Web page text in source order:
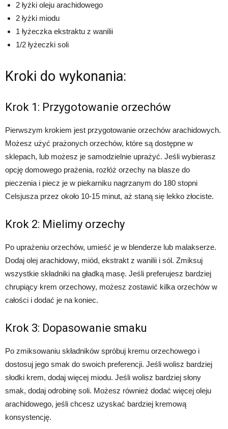
2 łyżki oleju arachidowego
2 łyżki miodu
1 łyżeczka ekstraktu z wanilii
1/2 łyżeczki soli
Kroki do wykonania:
Krok 1: Przygotowanie orzechów
Pierwszym krokiem jest przygotowanie orzechów arachidowych.
Możesz użyć prażonych orzechów, które są dostępne w
sklepach, lub możesz je samodzielnie uprażyć. Jeśli wybierasz
opcję domowego prażenia, rozłóż orzechy na blasze do
pieczenia i piecz je w piekarniku nagrzanym do 180 stopni
Celsjusza przez około 10-15 minut, aż staną się lekko złociste.
Krok 2: Mielimy orzechy
Po uprażeniu orzechów, umieść je w blenderze lub malakserze.
Dodaj olej arachidowy, miód, ekstrakt z wanilii i sól. Zmiksuj
wszystkie składniki na gładką masę. Jeśli preferujesz bardziej
chrupiący krem orzechowy, możesz zostawić kilka orzechów w
całości i dodać je na koniec.
Krok 3: Dopasowanie smaku
Po zmiksowaniu składników spróbuj kremu orzechowego i
dostosuj jego smak do swoich preferencji. Jeśli wolisz bardziej
słodki krem, dodaj więcej miodu. Jeśli wolisz bardziej słony
smak, dodaj odrobinę soli. Możesz również dodać więcej oleju
arachidowego, jeśli chcesz uzyskać bardziej kremową
konsystencję.